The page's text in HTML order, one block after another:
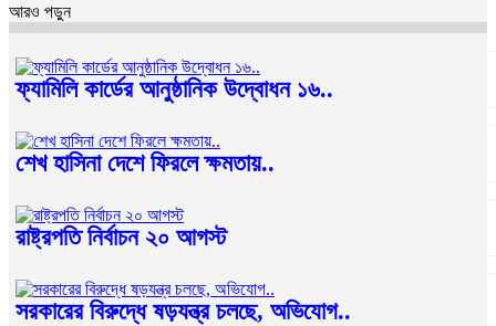
আরও পড়ুন
ফ্যামিলি কার্ডের আনুষ্ঠানিক উদ্বোধন ১৬..
শেখ হাসিনা দেশে ফিরলে ক্ষমতায়..
রাষ্ট্রপতি নির্বাচন ২০ আগস্ট
সরকারের বিরুদ্ধে ষড়যন্ত্র চলছে, অভিযোগ..